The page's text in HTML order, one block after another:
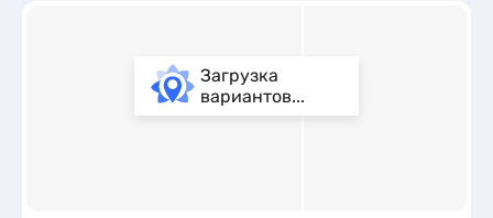
Загрузка
вариантов...